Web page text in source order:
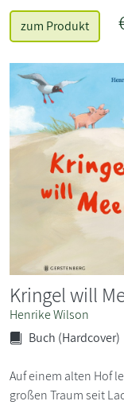
zum Produkt
Kringel will
Henrike Wilson
Buch (Hardcover)
Auf einem alten Hof
großen Traum seit